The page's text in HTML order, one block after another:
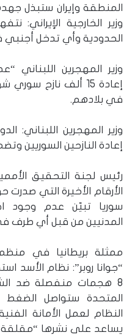
المنطقة وإيران ستبذل
وزير الخارجية الإيراني:
الحدودية وأي تدخل أجنبي
وزير المهجرين
إعادة 15 ألف نازح
في بلادهم.
وزير المهجرين اللبناني:
إعادة النازحين السوريين
رئيس لجنة التحقيق
الأرقام الأخيرة التي
سوريا تبيّن عدم وجود
المدنيين من قبل أي طرف
ممثلة بريطانيا في
“جوانا روبر”: نظام الأسد
8 هجمات منفصلة ضد
المتحدة ستواصل الضغط
النظام لعمل الأمانة
يساعد على نشرها “مقلقة